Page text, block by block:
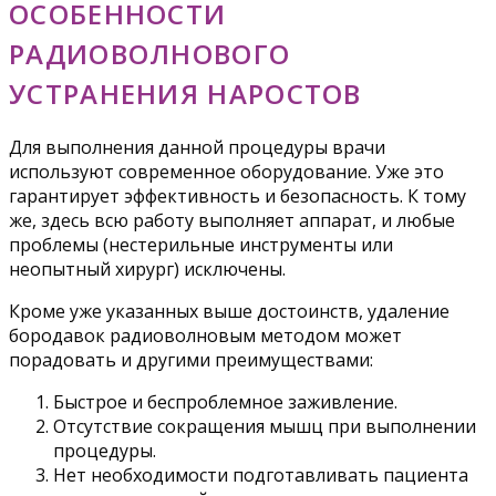
ОСОБЕННОСТИ
РАДИОВОЛНОВОГО
УСТРАНЕНИЯ НАРОСТОВ
Для выполнения данной процедуры врачи
используют современное оборудование. Уже это
гарантирует эффективность и безопасность. К тому
же, здесь всю работу выполняет аппарат, и любые
проблемы (нестерильные инструменты или
неопытный хирург) исключены.
Кроме уже указанных выше достоинств, удаление
бородавок радиоволновым методом может
порадовать и другими преимуществами:
Быстрое и беспроблемное заживление.
Отсутствие сокращения мышц при выполнении
процедуры.
Нет необходимости подготавливать пациента